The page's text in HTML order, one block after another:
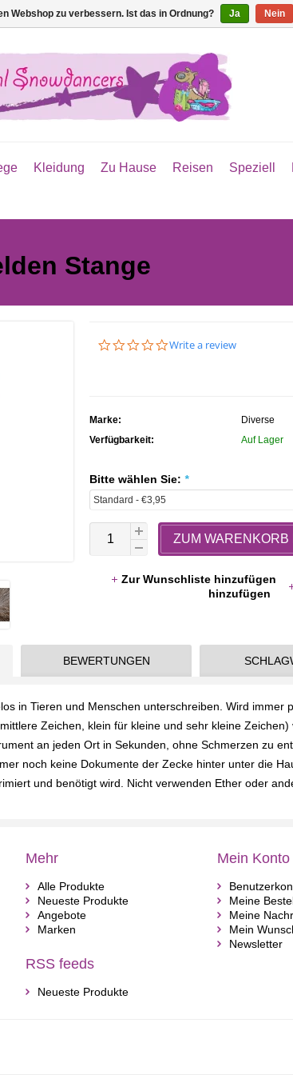
Kleidung Zu Hause Reisen Speziell
Stange
0.0
Write a review
Marke:
Diverse
Verfügbarkeit:
Auf Lager
Bitte wählen Sie: *
ZUM WARENKORB
Zur Wunschliste hinzufügen
hinzufügen
BEWERTUNGEN
in Tieren und Menschen unterschreiben. Wird immer
Zeichen, klein für kleine und sehr kleine Zeichen)
an jeden Ort in Sekunden, ohne Schmerzen zu
noch keine Dokumente der Zecke hinter unter die
und benötigt wird. Nicht verwenden Ether oder
Mehr
Alle Produkte
Neueste Produkte
Angebote
Marken
RSS feeds
Neueste Produkte
Mein Konto
Meine
Meine
Mein
Newsletter
Webshop zu verbessern. Ist das in Ordnung? Ja Nein